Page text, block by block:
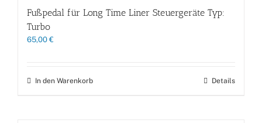
Fußpedal für Long Time Liner Steuergeräte Typ:
Turbo
65,00 €
In den Warenkorb Details